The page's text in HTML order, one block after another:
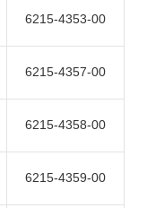
6215-4353-00
6215-4357-00
6215-4358-00
6215-4359-00